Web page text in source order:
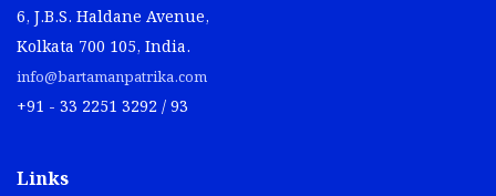
6, J.B.S. Haldane Avenue,
Kolkata 700 105, India.
info@bartamanpatrika.com
+91 - 33 2251 3292 / 93
Links